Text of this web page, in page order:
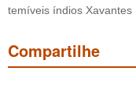
temíveis índios Xavantes
Compartilhe